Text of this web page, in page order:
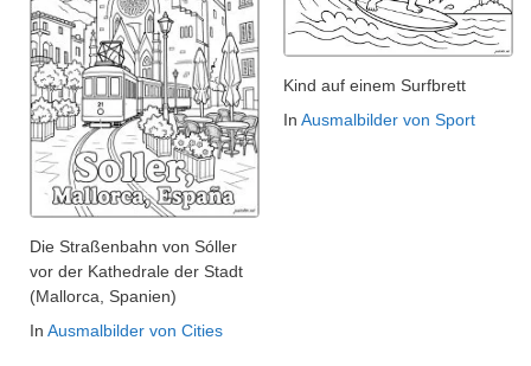
Die Straßenbahn von Sóller
vor der Kathedrale der Stadt
(Mallorca, Spanien)
In Ausmalbilder von Cities
Kind auf einem Surfbrett
In Ausmalbilder von Sport